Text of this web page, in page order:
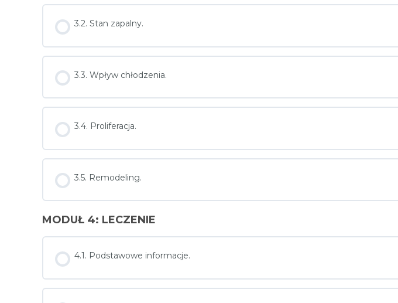
3.2. Stan zapalny.
3.3. Wpływ chłodzenia.
3.4. Proliferacja.
3.5. Remodeling.
MODUŁ 4: LECZENIE
4.1. Podstawowe informacje.